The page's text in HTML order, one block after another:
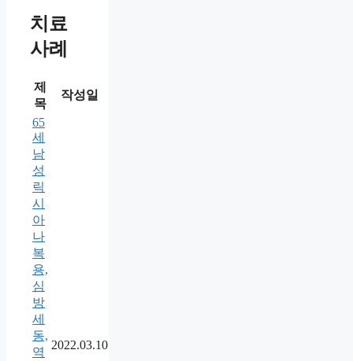
치료
사례
제
목
작성일
65
세
남
성
릭
시
아
나
복
용,
심
방
세
동,
역
2022.03.10